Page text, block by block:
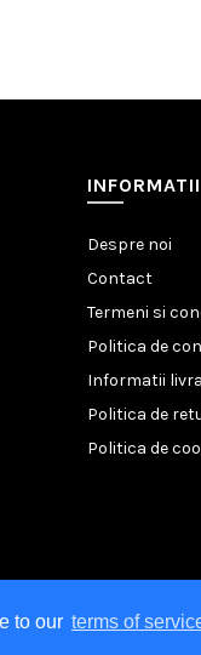
to our terms of
INFORMATII
Despre noi
Contact
Termeni si
Politica de
Informatii
Politica de
Politica de
drepturile rezervate.
acest site, pentru a